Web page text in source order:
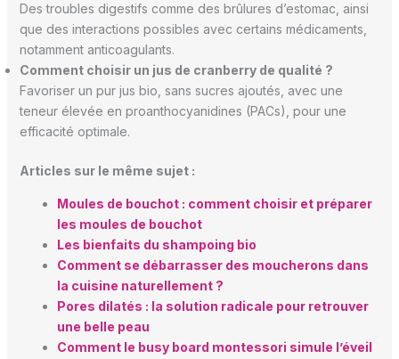
Des troubles digestifs comme des brûlures d’estomac, ainsi
que des interactions possibles avec certains médicaments,
notamment anticoagulants.
Comment choisir un jus de cranberry de qualité ?
Favoriser un pur jus bio, sans sucres ajoutés, avec une
teneur élevée en proanthocyanidines (PACs), pour une
efficacité optimale.
Articles sur le même sujet :
Moules de bouchot : comment choisir et préparer
les moules de bouchot
Les bienfaits du shampoing bio
Comment se débarrasser des moucherons dans
la cuisine naturellement ?
Pores dilatés : la solution radicale pour retrouver
une belle peau
Comment le busy board montessori simule l’éveil